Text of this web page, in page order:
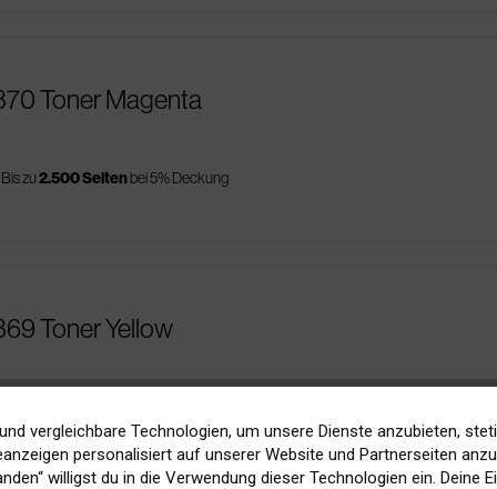
Toner Magenta
Bis zu2.500 Seitenbei 5% Deckung
Toner Yellow
vergleichbare Technologien, um unsere Dienste anzubieten,
personalisiert auf unserer Website und Partnerseiten
willigst du in die Verwendung dieser Technologien ein. Deine